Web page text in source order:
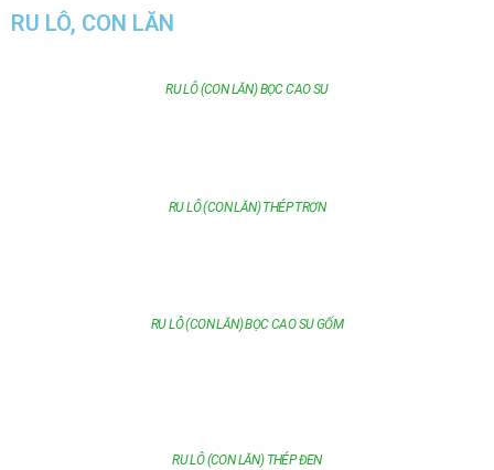
RU LÔ, CON LĂN
RU LÔ (CON LĂN) BỌC CAO SU
RU LÔ (CON LĂN) THÉP TRƠN
RU LÔ (CON LĂN) BỌC CAO SU GỐM
RU LÔ (CON LĂN) THÉP ĐEN